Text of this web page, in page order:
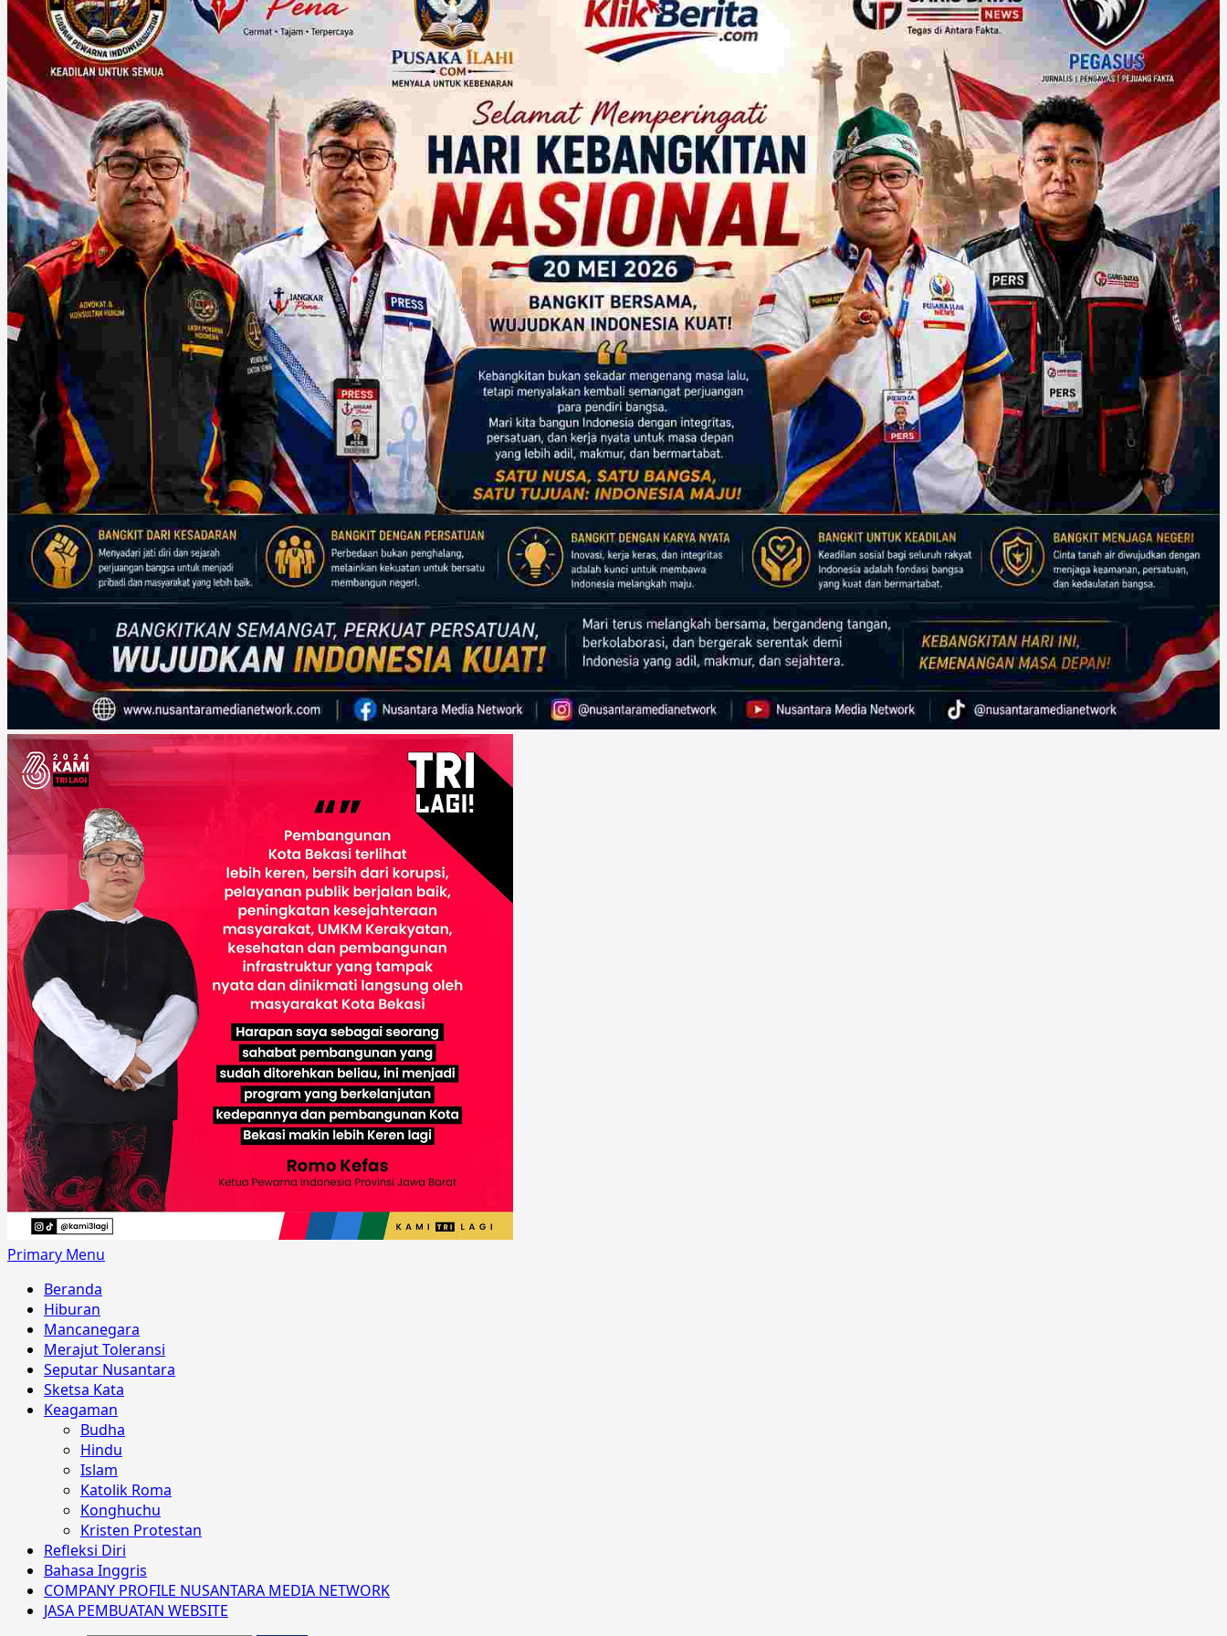
Primary Menu
Beranda
Hiburan
Mancanegara
Merajut Toleransi
Seputar Nusantara
Sketsa Kata
Keagaman
Budha
Hindu
Islam
Katolik Roma
Konghuchu
Kristen Protestan
Refleksi Diri
Bahasa Inggris
COMPANY PROFILE NUSANTARA MEDIA NETWORK
JASA PEMBUATAN WEBSITE